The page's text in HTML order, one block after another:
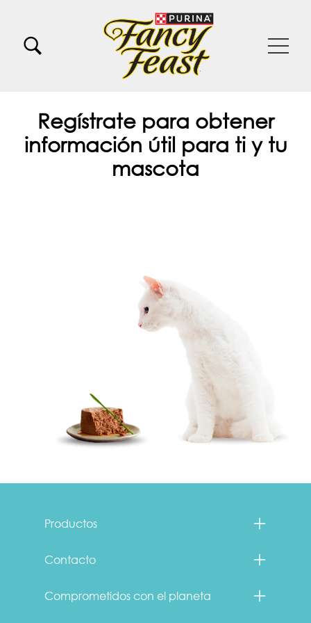
Menu Secundario Fancy feast
Menu Principal Fancy Feast
Regístrate para obtener
información útil para ti y tu
mascota
Productos
Contacto
Comprometidos con el planeta